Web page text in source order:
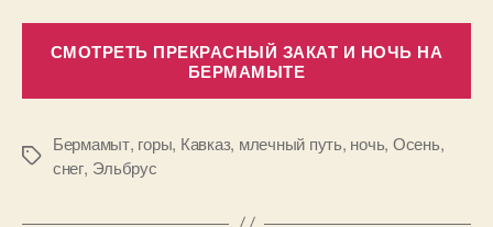
СМОТРЕТЬ ПРЕКРАСНЫЙ ЗАКАТ И НОЧЬ НА
БЕРМАМЫТЕ
Метки
Бермамыт, горы, Кавказ, млечный путь, ночь, Осень,
снег, Эльбрус